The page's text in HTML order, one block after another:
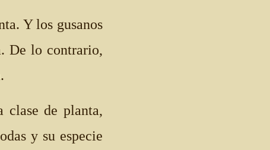
Y los gusanos
De lo contrario,
clase de planta,
y su especie